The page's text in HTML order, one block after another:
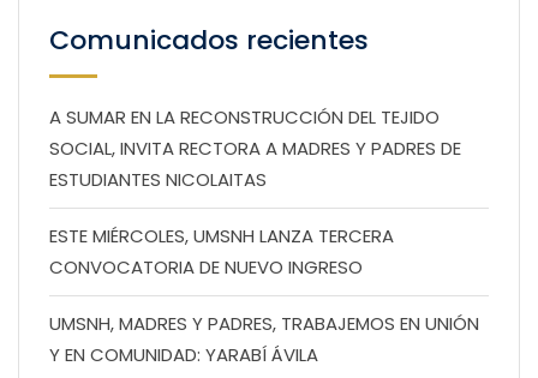
Comunicados recientes
A SUMAR EN LA RECONSTRUCCIÓN DEL TEJIDO
SOCIAL, INVITA RECTORA A MADRES Y PADRES DE
ESTUDIANTES NICOLAITAS
ESTE MIÉRCOLES, UMSNH LANZA TERCERA
CONVOCATORIA DE NUEVO INGRESO
UMSNH, MADRES Y PADRES, TRABAJEMOS EN UNIÓN
Y EN COMUNIDAD: YARABÍ ÁVILA